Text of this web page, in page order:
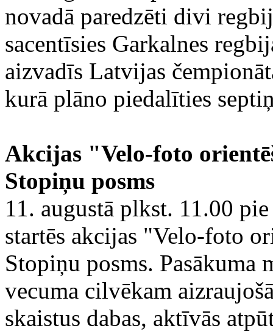
novadā paredzēti divi
sacentīsies Garkalnes
aizvadīs Latvijas
kurā plāno piedalīties
Akcijas "Velo-foto
Stopiņu posms
11. augustā plkst. 11.00
startēs akcijas "Velo-foto
Stopiņu posms. Pasākuma
vecuma cilvēkam
skaistus dabas, aktīvās